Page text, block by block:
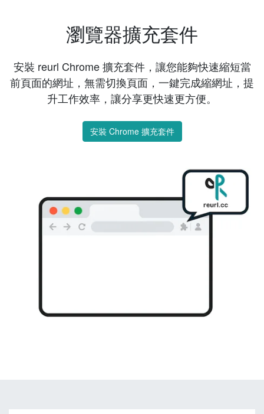
瀏覽器擴充套件
安裝 reurl Chrome 擴充套件，讓您能夠快速縮短當
前頁面的網址，無需切換頁面，一鍵完成縮網址，提
升工作效率，讓分享更快速更方便。
安裝 Chrome 擴充套件